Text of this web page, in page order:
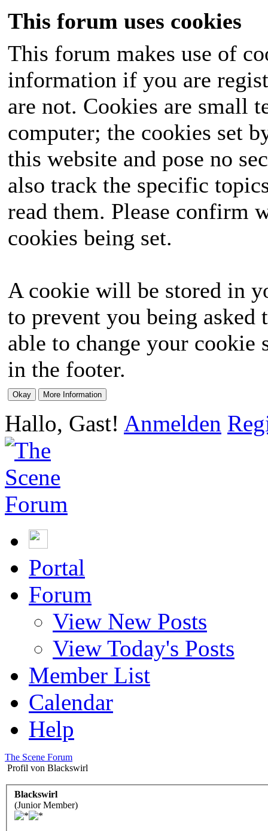
This forum uses cookies
This forum makes use of
information if you are
are not. Cookies are small
computer; the cookies set
this website and pose no
also track the specific
read them. Please confirm
cookies being set.
A cookie will be stored in
to prevent you being
able to change your
in the footer.
Hallo, Gast! Anmelden
Portal
Forum
View New Posts
View Today's Posts
Member List
Calendar
Help
The Scene Forum
Profil von Blackswirl
Blackswirl
(Junior Member)